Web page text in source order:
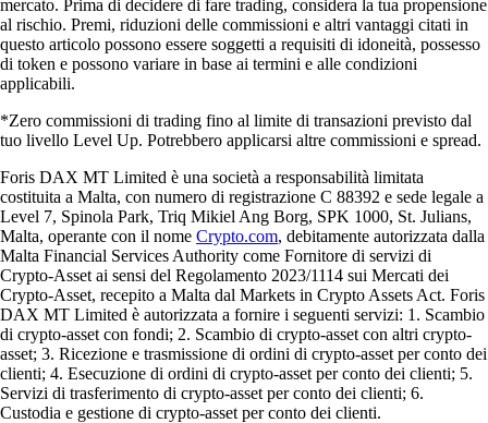
mercato. Prima di decidere di fare trading, considera la tua propensione
al rischio. Premi, riduzioni delle commissioni e altri vantaggi citati in
questo articolo possono essere soggetti a requisiti di idoneità, possesso
di token e possono variare in base ai termini e alle condizioni
applicabili.
*Zero commissioni di trading fino al limite di transazioni previsto dal
tuo livello Level Up. Potrebbero applicarsi altre commissioni e spread.
Foris DAX MT Limited è una società a responsabilità limitata
costituita a Malta, con numero di registrazione C 88392 e sede legale a
Level 7, Spinola Park, Triq Mikiel Ang Borg, SPK 1000, St. Julians,
Malta, operante con il nome Crypto.com, debitamente autorizzata dalla
Malta Financial Services Authority come Fornitore di servizi di
Crypto-Asset ai sensi del Regolamento 2023/1114 sui Mercati dei
Crypto-Asset, recepito a Malta dal Markets in Crypto Assets Act. Foris
DAX MT Limited è autorizzata a fornire i seguenti servizi: 1. Scambio
di crypto-asset con fondi; 2. Scambio di crypto-asset con altri crypto-
asset; 3. Ricezione e trasmissione di ordini di crypto-asset per conto dei
clienti; 4. Esecuzione di ordini di crypto-asset per conto dei clienti; 5.
Servizi di trasferimento di crypto-asset per conto dei clienti; 6.
Custodia e gestione di crypto-asset per conto dei clienti.